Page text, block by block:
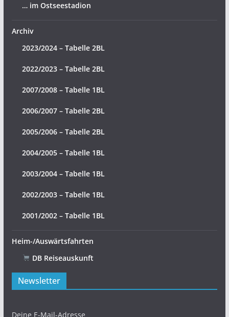
… im Ostseestadion
Archiv
2023/2024 – Tabelle 2BL
2022/2023 – Tabelle 2BL
2007/2008 – Tabelle 1BL
2006/2007 – Tabelle 2BL
2005/2006 – Tabelle 2BL
2004/2005 – Tabelle 1BL
2003/2004 – Tabelle 1BL
2002/2003 – Tabelle 1BL
2001/2002 – Tabelle 1BL
Heim-/Auswärtsfahrten
DB Reiseauskunft
Newsletter
Deine E-Mail-Adresse